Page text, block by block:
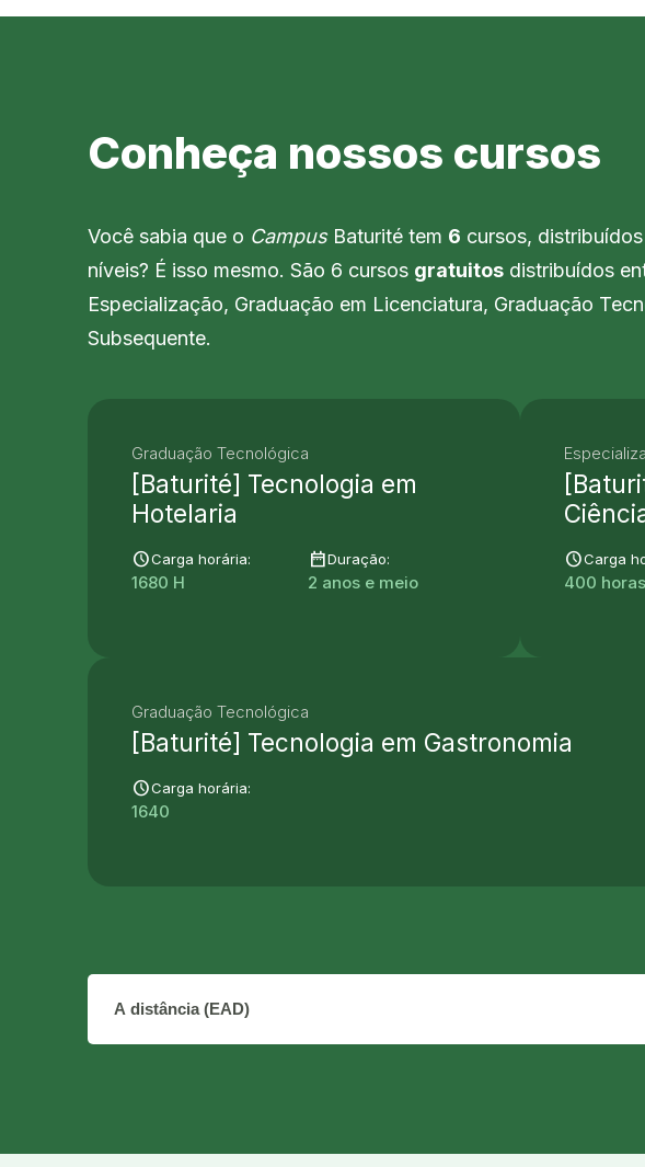
Conheça nossos cursos
Você sabia que o CampusBaturité tem 6 cursos,
níveis? É isso mesmo. São 6 cursos gratuitos distribuídos
Especialização, Graduação em Licenciatura, Graduação
Subsequente.
Graduação Tecnológica
[Baturité] Tecnologia em
Hotelaria
scheduleCarga horária:
1680 H
date_rangeDuração:
2 anos e meio
scheduleCarga
400 horas
Graduação Tecnológica
[Baturité] Tecnologia em Gastronomia
scheduleCarga horária:
1640
O que você busca aprender?